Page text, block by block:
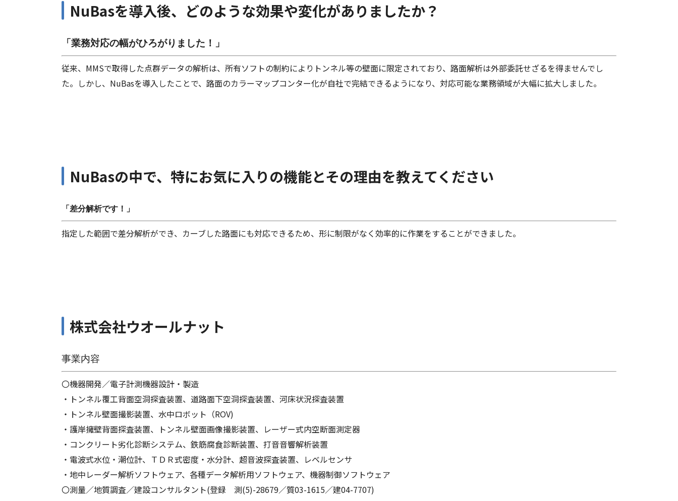
NuBasを導入後、どのような効果や変化がありましたか？
「業務対応の幅がひろがりました！」
従来、MMSで取得した点群データの解析は、所有ソフトの制約によりトンネル等の壁面に限定されており、路面解析は外部委託せざるを得ませんでし
た。しかし、NuBasを導入したことで、路面のカラーマップコンター化が自社で完結できるようになり、対応可能な業務領域が大幅に拡大しました。
NuBasの中で、特にお気に入りの機能とその理由を教えてください
「差分解析です！」
指定した範囲で差分解析ができ、カーブした路面にも対応できるため、形に制限がなく効率的に作業をすることができました。
株式会社ウオールナット
事業内容
〇機器開発／電子計測機器設計・製造
・トンネル覆工背面空洞探査装置、道路面下空洞探査装置、河床状況探査装置
・トンネル壁面撮影装置、水中ロボット（ROV)
・護岸擁壁背面探査装置、トンネル壁面画像撮影装置、レーザー式内空断面測定器
・コンクリート劣化診断システム、鉄筋腐食診断装置、打音音響解析装置
・電波式水位・潮位計、ＴＤＲ式密度・水分計、超音波探査装置、レベルセンサ
・地中レーダー解析ソフトウェア、各種データ解析用ソフトウェア、機器制御ソフトウェア
〇測量／地質調査／建設コンサルタント(登録 測(5)-28679／質03-1615／建04-7707)